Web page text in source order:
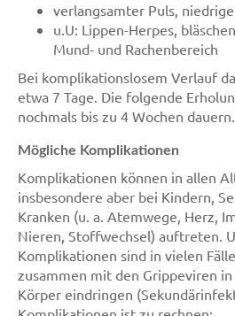
verlangsamter Puls,
u.U: Lippen-Herpes,
Mund- und Rachenbereich
Bei komplikationslosem Verlauf
etwa 7 Tage. Die folgende
nochmals bis zu 4 Wochen dauern.
Mögliche Komplikationen
Komplikationen können in allen
insbesondere aber bei Kindern,
Kranken (u. a. Atemwege, Herz,
Nieren, Stoffwechsel) auftreten.
Komplikationen sind in vielen
zusammen mit den Grippeviren
Körper eindringen